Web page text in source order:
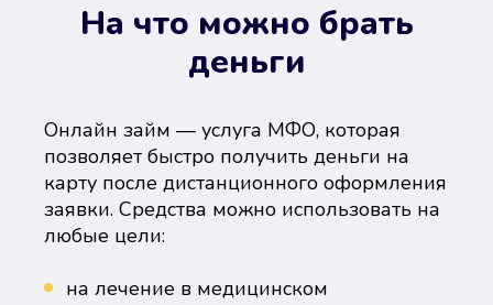
На что можно брать
деньги
Онлайн займ — услуга МФО, которая
позволяет быстро получить деньги на
карту после дистанционного оформления
заявки. Средства можно использовать на
любые цели:
на лечение в медицинском